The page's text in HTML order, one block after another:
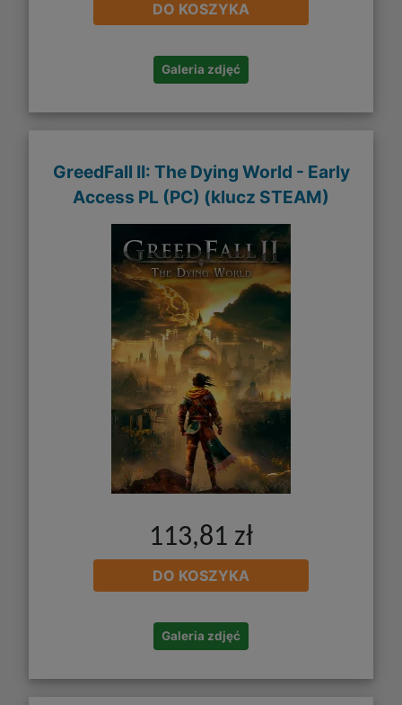
DO KOSZYKA
Galeria zdjęć
GreedFall II: The Dying World - Early
Access PL (PC) (klucz STEAM)
113,81 zł
DO KOSZYKA
Galeria zdjęć